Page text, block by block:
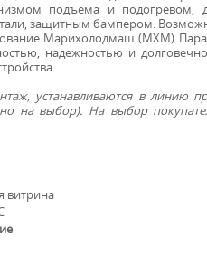
подъема и подогревом,
защитным бампером.
Марихолодмаш (МХМ)
надежностью и
устанавливаются в линию
на выбор). На выбор
витрина